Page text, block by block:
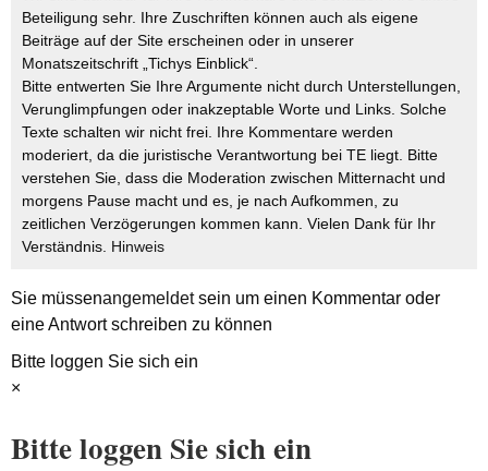
Beteiligung sehr. Ihre Zuschriften können auch als eigene
Beiträge auf der Site erscheinen oder in unserer
Monatszeitschrift „Tichys Einblick“.
Bitte entwerten Sie Ihre Argumente nicht durch Unterstellungen,
Verunglimpfungen oder inakzeptable Worte und Links. Solche
Texte schalten wir nicht frei. Ihre Kommentare werden
moderiert, da die juristische Verantwortung bei TE liegt. Bitte
verstehen Sie, dass die Moderation zwischen Mitternacht und
morgens Pause macht und es, je nach Aufkommen, zu
zeitlichen Verzögerungen kommen kann. Vielen Dank für Ihr
Verständnis. Hinweis
Sie müssenangemeldetsein um einen Kommentar oder
eine Antwort schreiben zu können
Bitte loggen Sie sich ein
×
Bitte loggen Sie sich ein